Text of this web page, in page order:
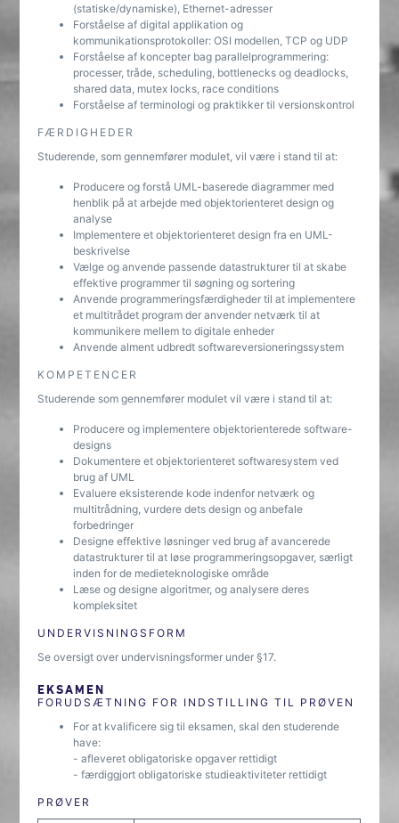
(statiske/dynamiske), Ethernet-adresser
Forståelse af digital applikation og
kommunikationsprotokoller: OSI modellen, TCP og UDP
Forståelse af koncepter bag parallelprogrammering:
processer, tråde, scheduling, bottlenecks og deadlocks,
shared data, mutex locks, race conditions
Forståelse af terminologi og praktikker til versionskontrol
FÆRDIGHEDER
Studerende, som gennemfører modulet, vil være i stand til at:
Producere og forstå UML-baserede diagrammer med
henblik på at arbejde med objektorienteret design og
analyse
Implementere et objektorienteret design fra en UML-
beskrivelse
Vælge og anvende passende datastrukturer til at skabe
effektive programmer til søgning og sortering
Anvende programmeringsfærdigheder til at implementere
et multitrådet program der anvender netværk til at
kommunikere mellem to digitale enheder
Anvende alment udbredt softwareversioneringssystem
KOMPETENCER
Studerende som gennemfører modulet vil være i stand til at:
Producere og implementere objektorienterede software-
designs
Dokumentere et objektorienteret softwaresystem ved
brug af UML
Evaluere eksisterende kode indenfor netværk og
multitrådning, vurdere dets design og anbefale
forbedringer
Designe effektive løsninger ved brug af avancerede
datastrukturer til at løse programmeringsopgaver, særligt
inden for de medieteknologiske område
Læse og designe algoritmer, og analysere deres
kompleksitet
UNDERVISNINGSFORM
Se oversigt over undervisningsformer under §17.
EKSAMEN
FORUDSÆTNING FOR INDSTILLING TIL PRØVEN
For at kvalificere sig til eksamen, skal den studerende
have:
- afleveret obligatoriske opgaver rettidigt
- færdiggjort obligatoriske studieaktiviteter rettidigt
PRØVER